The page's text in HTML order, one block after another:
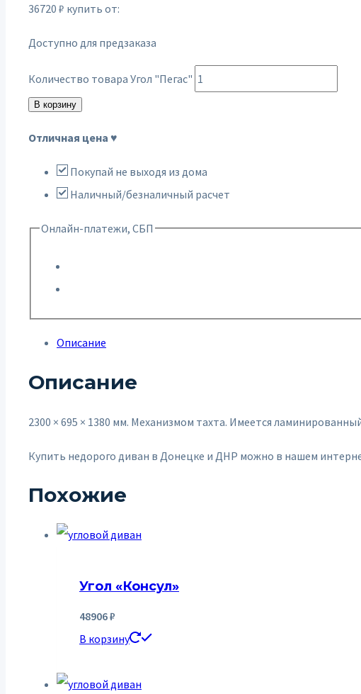
36720 ₽ купить от:
Доступно для предзаказа
Количество товара Угол "Пегас"
В корзину
Отличная цена ♥
Покупай не выходя из дома
Наличный/безналичный расчет
Онлайн-платежи, СБП
Описание
Описание
2300 × 695 × 1380 мм. Механизмом тахта. Имеется
Купить недорого диван в Донецке и ДНР можно в нашем
Похожие
Угол «Консул»
48906₽
В корзину